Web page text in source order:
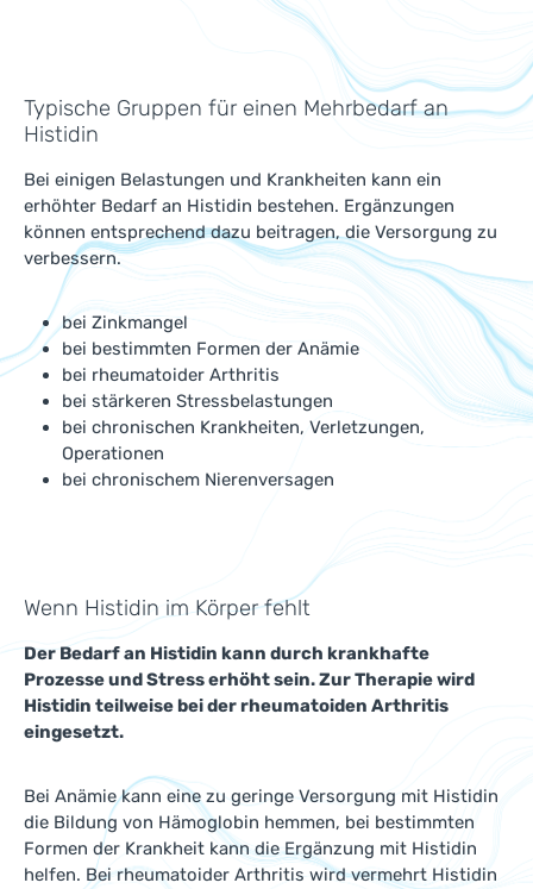
Typische Gruppen für einen Mehrbedarf an
Histidin
Bei einigen Belastungen und Krankheiten kann ein
erhöhter Bedarf an Histidin bestehen. Ergänzungen
können entsprechend dazu beitragen, die Versorgung zu
verbessern.
bei Zinkmangel
bei bestimmten Formen der Anämie
bei rheumatoider Arthritis
bei stärkeren Stressbelastungen
bei chronischen Krankheiten, Verletzungen,
Operationen
bei chronischem Nierenversagen
Wenn Histidin im Körper fehlt
Der Bedarf an Histidin kann durch krankhafte
Prozesse und Stress erhöht sein. Zur Therapie wird
Histidin teilweise bei der rheumatoiden Arthritis
eingesetzt.
Bei Anämie kann eine zu geringe Versorgung mit Histidin
die Bildung von Hämoglobin hemmen, bei bestimmten
Formen der Krankheit kann die Ergänzung mit Histidin
helfen. Bei rheumatoider Arthritis wird vermehrt Histidin